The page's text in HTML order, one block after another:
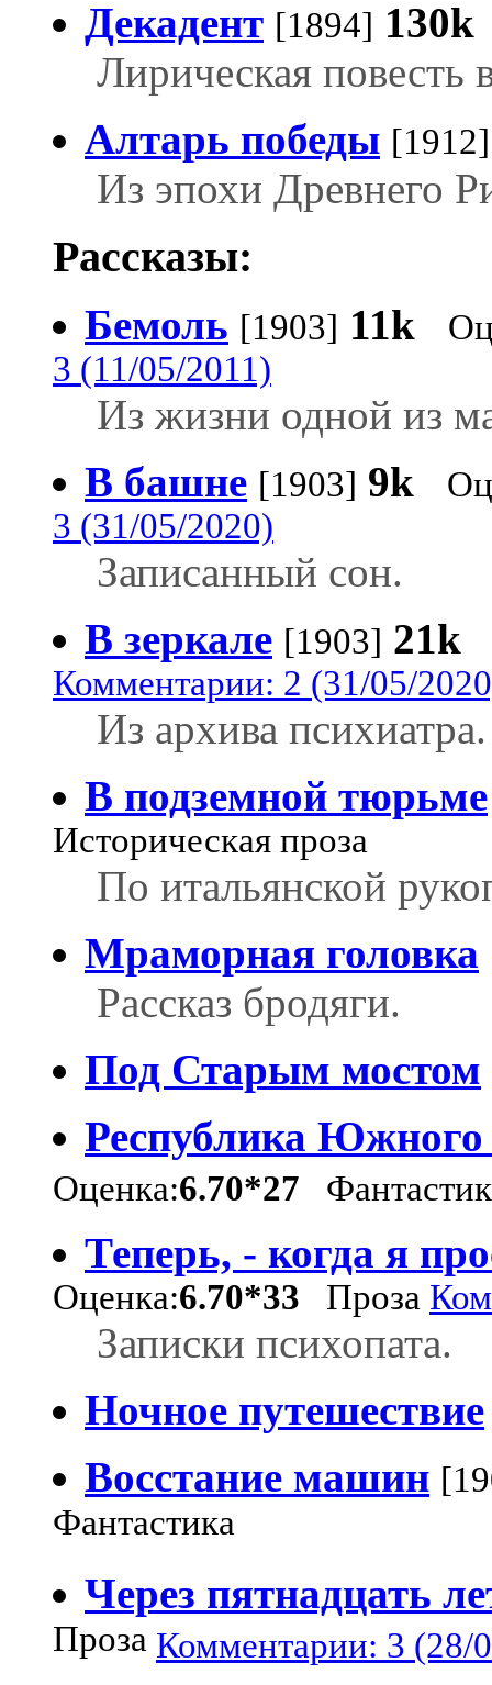
Декадент [1894] 130k
Лирическая повесть
Алтарь победы [1912]
Из эпохи Древнего
Рассказы:
Бемоль [1903] 11k
3 (11/05/2011)
Из жизни одной из
В башне [1903] 9k
3 (31/05/2020)
Записанный сон.
В зеркале [1903] 21k
Комментарии: 2 (31/05/
Из архива психиатра.
В подземной тюрьме
Историческая проза
По итальянской
Мраморная головка
Рассказ бродяги.
Под Старым мостом
Республика Южного
Оценка:6.70*27
Теперь, - когда я
Оценка:6.70*33 Проза
Записки психопата.
Ночное путешествие
Восстание машин
Фантастика
Через пятнадцать
Проза Комментарии: 3 (28/